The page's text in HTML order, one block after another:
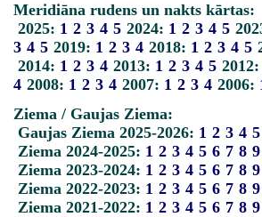
Meridiāna rudens un nakts kārtas:
2025: 1 2 3 4 5 2024: 1 2 3 4 5
3 4 5 2019: 1 2 3 4 2018: 1 2 3 4 5
2014: 1 2 3 4 2013: 1 2 3 4 5 2012:
4 2008: 1 2 3 4 2007: 1 2 3 4 2006:
Ziema / Gaujas Ziema:
Gaujas Ziema 2025-2026: 1 2 3 4 5
Ziema 2024-2025: 1 2 3 4 5 6 7 8 9
Ziema 2023-2024: 1 2 3 4 5 6 7 8 9
Ziema 2022-2023: 1 2 3 4 5 6 7 8 9
Ziema 2021-2022: 1 2 3 4 5 6 7 8 9